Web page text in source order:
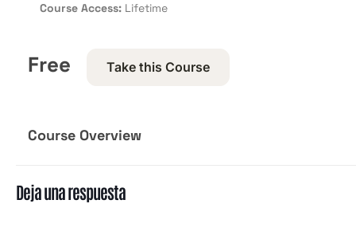
Course Access: Lifetime
Free Take this Course
Course Overview
Deja una respuesta